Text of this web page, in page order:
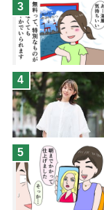
3
4
5